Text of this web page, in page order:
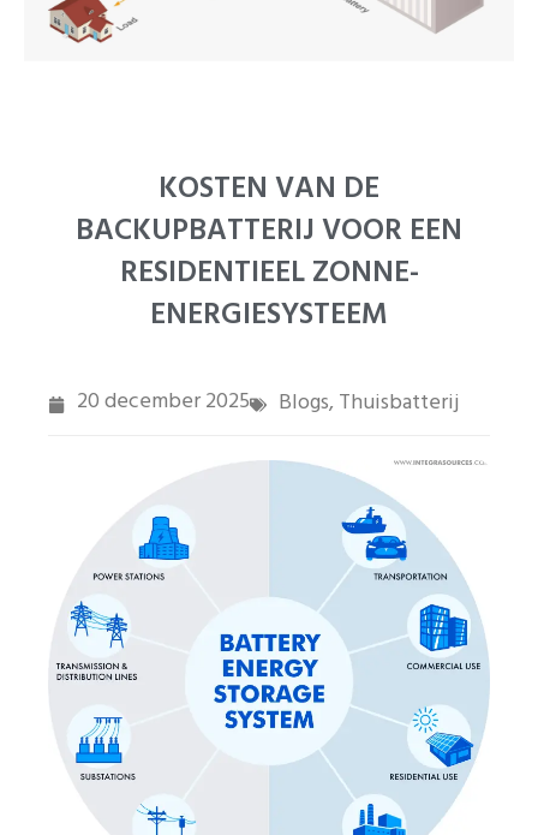
KOSTEN VAN DE
BACKUPBATTERIJ VOOR EEN
RESIDENTIEEL ZONNE-
ENERGIESYSTEEM
20 december 2025 Blogs, Thuisbatterij